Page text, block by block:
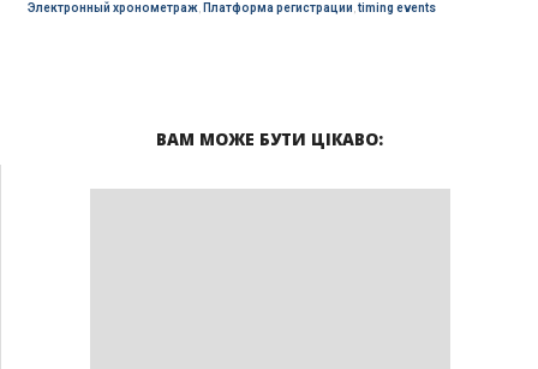
Электронный хронометраж, Платформа регистрации timing events
ВАМ МОЖЕ БУТИ ЦІКАВО: